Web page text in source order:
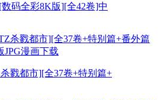
码全彩8K版][全42卷]中
戮都市][全37卷+特别篇+